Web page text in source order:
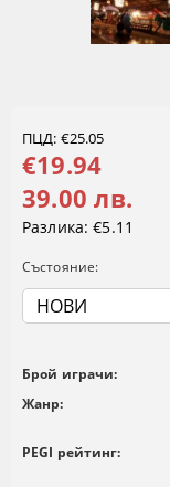
ПЦД: €25.05
€19.94
39.00 лв.
Разлика: €5.11
Състояние:
Брой играчи:
Жанр:
PEGI рейтинг: